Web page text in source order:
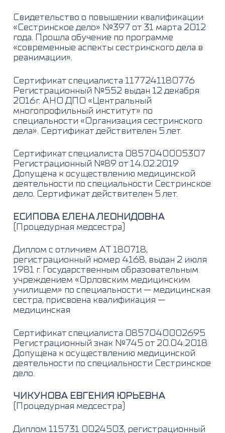
Свидетельство о повышении квалификации
«Сестринское дело» №397 от 31 марта 2012
года. Прошла обучение по программе
«современные аспекты сестринского дела в
реанимации».
Сертификат специалиста 1177241180776
Регистрационный №552 выдан 12 декабря
2016г. АНО ДПО «Центральный
многопрофильный институт» по
специальности «Организация сестринского
дела». Сертификат действителен 5 лет.
Сертификат специалиста 0857040005307
Регистрационный №89 от 14.02.2019
Допущена к осуществлению медицинской
деятельности по специальности Сестринское
дело. Сертификат действителен 5 лет.
ЕСИПОВА ЕЛЕНА ЛЕОНИДОВНА
(Процедурная медсестра)
Диплом с отличием АТ 180718,
регистрационный номер 4168, выдан 2 июля
1981 г. Государственным образовательным
учреждением «Орловским медицинским
училищем» по специальности — медицинская
сестра, присвоена квалификация —
медицинская
Сертификат специалиста 0857040002695
Регистрационный знак №745 от 20.04.2018
Допущена к осуществлению медицинской
деятельности по специальности Сестринское
дело.
ЧИКУНОВА ЕВГЕНИЯ ЮРЬЕВНА
(Процедурная медсестра)
Диплом 115731 0024503, регистрационный